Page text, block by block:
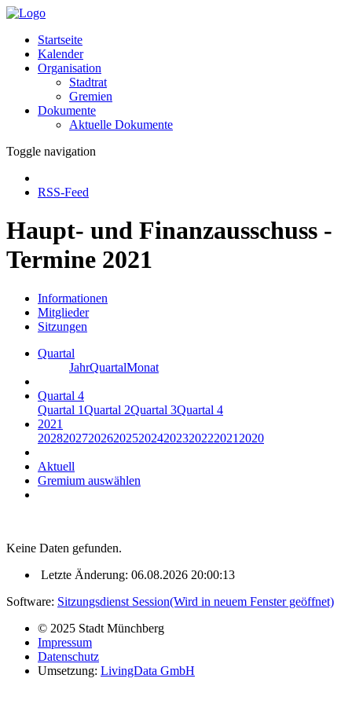
Startseite
Kalender
Organisation
Stadtrat
Gremien
Dokumente
Aktuelle Dokumente
Toggle navigation
RSS-Feed
Haupt- und Finanzausschuss -
Termine 2021
Informationen
Mitglieder
Sitzungen
Quartal
JahrQuartalMonat
Quartal 4
Quartal 1Quartal 2Quartal 3Quartal 4
2021
20282027202620252024202320222021 2020
Aktuell
Gremium auswählen
Keine Daten gefunden.
Letzte Änderung: 06.08.2026 20:00:13
Software: Sitzungsdienst Session(Wird in neuem Fenster geöffnet)
© 2025 Stadt Münchberg
Impressum
Datenschutz
Umsetzung: LivingData GmbH